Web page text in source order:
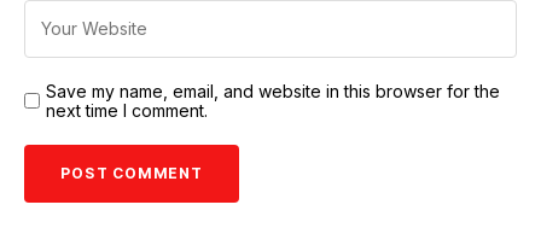
Save my name, email, and website in this browser for the
next time I comment.